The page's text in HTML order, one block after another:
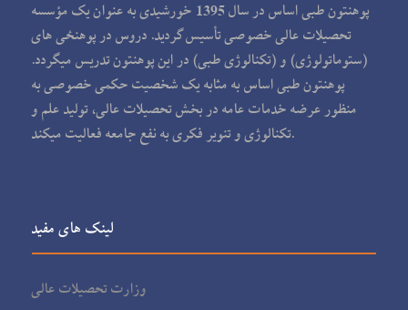
پوهنتون طبی اساس در سال 1395 خورشیدی به عنوان یک مؤسسه
تحصیلات عالی خصوصی تأسیس گردید. دروس در پوهنځی های
(ستوماتولوژی) و (تکنالوژی طبی) در این پوهنتون تدریس می‏گردد.
پوهنتون طبی اساس به مثابه یک شخصیت حکمی خصوصی به
منظور عرضه خدمات عامه در بخش تحصیلات عالی، تولید علم و
تکنالوژی و تنویر فکری به نفع جامعه فعالیت می‏کند.
لینک های مفید
وزارت تحصیلات عالی